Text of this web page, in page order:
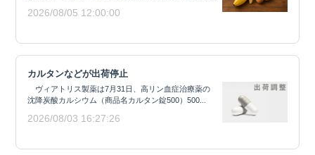
2026/08/05 12:00:00
カルタンなどが出荷停止
ヴィアトリス製薬は7月31日、高リン血症治療薬の
沈降炭酸カルシウム（商品名カルタン錠500）500...
2026/08/03 16:27:26